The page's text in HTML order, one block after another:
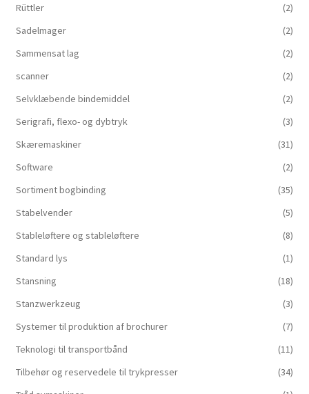
Rüttler
(2)
Sadelmager
(2)
Sammensat lag
(2)
scanner
(2)
Selvklæbende bindemiddel
(2)
Serigrafi, flexo- og dybtryk
(3)
Skæremaskiner
(31)
Software
(2)
Sortiment bogbinding
(35)
Stabelvender
(5)
Stableløftere og stableløftere
(8)
Standard lys
(1)
Stansning
(18)
Stanzwerkzeug
(3)
Systemer til produktion af brochurer
(7)
Teknologi til transportbånd
(11)
Tilbehør og reservedele til trykpresser
(34)